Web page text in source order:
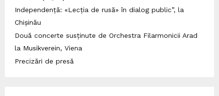
Independență: «Lecția de rusă» în dialog public”, la
Chișinău
Două concerte susținute de Orchestra Filarmonicii Arad
la Musikverein, Viena
Precizări de presă